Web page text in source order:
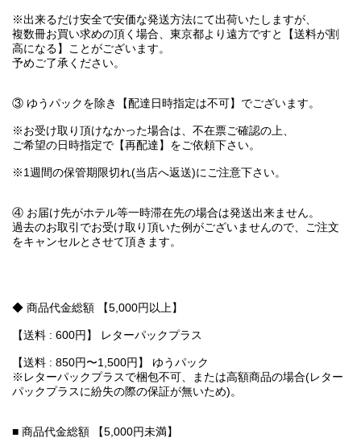
※出来るだけ安全で安価な発送方法にて出荷いたしますが、
複数冊お買い求めの頂く場合、東京都より遠方ですと【送料が割
高になる】ことがございます。
予めご了承ください。
③ ゆうパックを除き【配達日時指定は不可】でございます。
※お受け取り頂けなかった場合は、不在票ご確認の上、
ご希望の日時指定で【再配達】をご依頼下さい。
※1週間の保管期限切れ(当店へ返送)にご注意下さい。
④ お届け先がホテル等一時滞在先の場合は発送出来ません。
過去のお取引でお受け取り頂いた例がございませんので、ご注文
をキャンセルとさせて頂きます。
◆ 商品代金総額 【5,000円以上】
【送料 : 600円】 レターパックプラス
【送料 : 850円〜1,500円】 ゆうパック
※レターパックプラスで梱包不可、または高額商品の場合(レター
パックプラスに紛失の際の保証が無いため)。
■ 商品代金総額 【5,000円未満】